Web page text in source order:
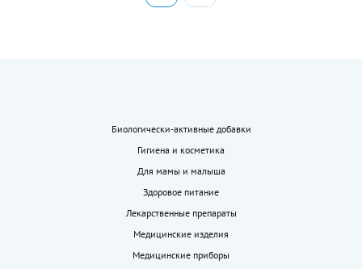
Биологически-активные добавки
Гигиена и косметика
Для мамы и малыша
Здоровое питание
Лекарственные препараты
Медицинские изделия
Медицинские приборы